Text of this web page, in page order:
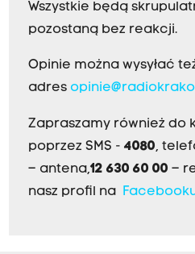
Wszystkie będą
pozostaną bez reakcji.
Opinie można wysyłać
adres
Zapraszamy również do
poprzez SMS - 4080,
– antena,12 630 60 00 –
nasz profil na